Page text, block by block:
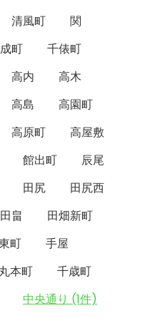
清風町
関
町
千俵町
高内
高木
高島
高園町
高原町
高屋敷
館出町
辰尾
田尻
田尻西
田畠
田畑新町
町
手屋
本町
千歳町
中央通り (1件)